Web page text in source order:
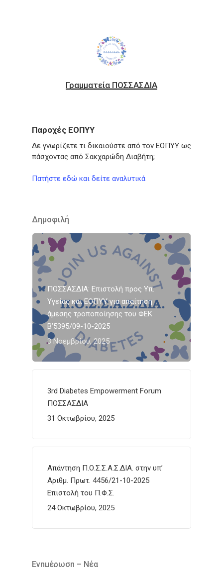
Γραμματεία ΠΟΣΣΑΣΔΙΑ
Παροχές ΕΟΠΥΥ
Δε γνωρίζετε τι δικαιούστε από τον ΕΟΠΥΥ ως
πάσχοντας από Σακχαρώδη Διαβήτη;
Πατήστε εδώ και δείτε αναλυτικά
Δημοφιλή
ΠΟΣΣΑΣΔΙΑ: Επιστολή προς Υπ.
Υγείας και ΕΟΠΥΥ για απαίτηση
άμεσης τροποποίησης του ΦΕΚ
Β’5395/09-10-2025
3 Νοεμβρίου, 2025
3rd Diabetes Empowerment Forum
ΠΟΣΣΑΣΔΙΑ
31 Οκτωβρίου, 2025
Απάντηση Π.Ο.Σ.Σ.Α.Σ.ΔΙΑ. στην υπ’
Αριθμ. Πρωτ. 4456/21-10-2025
Επιστολή του Π.Φ.Σ.
24 Οκτωβρίου, 2025
Ενημέρωση – Νέα